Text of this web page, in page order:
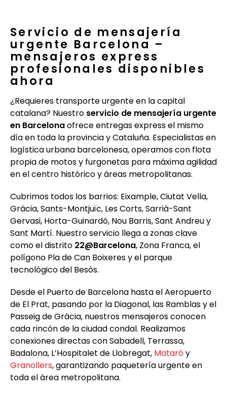
Servicio de mensajería
urgente Barcelona –
mensajeros express
profesionales disponibles
ahora
¿Requieres transporte urgente en la capital
catalana? Nuestro servicio de mensajería urgente
en Barcelonaofrece entregas express el mismo
día en toda la provincia y Cataluña. Especialistas en
logística urbana barcelonesa, operamos con flota
propia de motos y furgonetas para máxima agilidad
en el centro histórico y áreas metropolitanas.
Cubrimos todos los barrios: Eixample, Ciutat Vella,
Gràcia, Sants-Montjuïc, Les Corts, Sarrià-Sant
Gervasi, Horta-Guinardó, Nou Barris, Sant Andreu y
Sant Martí. Nuestro servicio llega a zonas clave
como el distrito 22@Barcelona, Zona Franca, el
polígono Pla de Can Boixeres y el parque
tecnológico del Besòs.
Desde el Puerto de Barcelona hasta el Aeropuerto
de El Prat, pasando por la Diagonal, las Ramblas y el
Passeig de Gràcia, nuestros mensajeros conocen
cada rincón de la ciudad condal. Realizamos
conexiones directas con Sabadell, Terrassa,
Badalona, L’Hospitalet de Llobregat, Mataróy
Granollers, garantizando paquetería urgente en
toda el área metropolitana.